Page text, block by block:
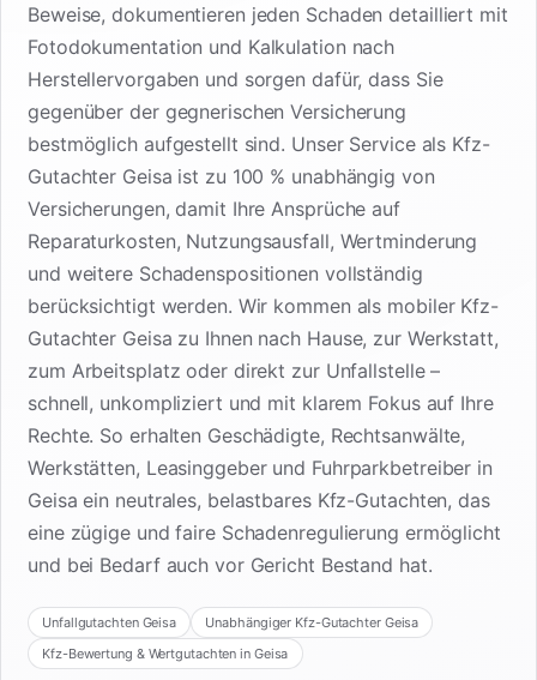
Beweise, dokumentieren jeden Schaden detailliert mit
Fotodokumentation und Kalkulation nach
Herstellervorgaben und sorgen dafür, dass Sie
gegenüber der gegnerischen Versicherung
bestmöglich aufgestellt sind. Unser Service als Kfz-
Gutachter Geisa ist zu 100 % unabhängig von
Versicherungen, damit Ihre Ansprüche auf
Reparaturkosten, Nutzungsausfall, Wertminderung
und weitere Schadenspositionen vollständig
berücksichtigt werden. Wir kommen als mobiler Kfz-
Gutachter Geisa zu Ihnen nach Hause, zur Werkstatt,
zum Arbeitsplatz oder direkt zur Unfallstelle –
schnell, unkompliziert und mit klarem Fokus auf Ihre
Rechte. So erhalten Geschädigte, Rechtsanwälte,
Werkstätten, Leasinggeber und Fuhrparkbetreiber in
Geisa ein neutrales, belastbares Kfz-Gutachten, das
eine zügige und faire Schadenregulierung ermöglicht
und bei Bedarf auch vor Gericht Bestand hat.
Unfallgutachten Geisa
Unabhängiger Kfz-Gutachter Geisa
Kfz-Bewertung & Wertgutachten in Geisa